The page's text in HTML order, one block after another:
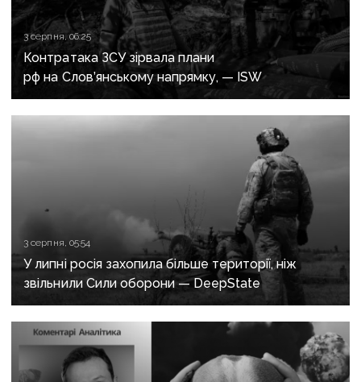
3 серпня, 06:25
Контратака ЗСУ зірвала плани
рф на Слов’янському напрямку, — ISW
3 серпня, 05:54
У липні росія захопила більше території, ніж
звільнили Сили оборони — DeepState